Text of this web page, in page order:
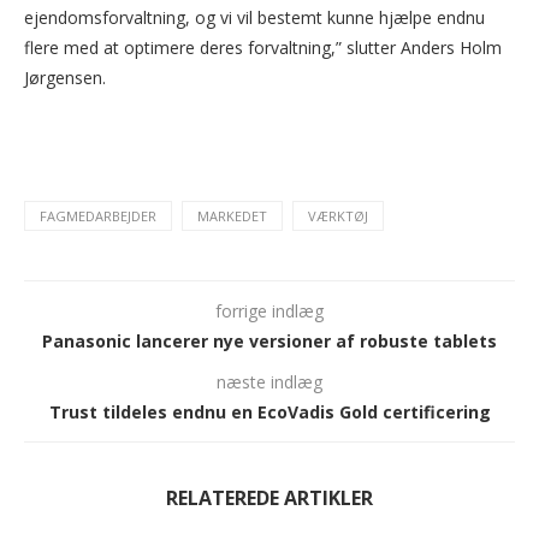
ejendomsforvaltning, og vi vil bestemt kunne hjælpe endnu
flere med at optimere deres forvaltning,” slutter Anders Holm
Jørgensen.
FAGMEDARBEJDER MARKEDET VÆRKTØJ
forrige indlæg
Panasonic lancerer nye versioner af robuste tablets
næste indlæg
Trust tildeles endnu en EcoVadis Gold certificering
RELATEREDE ARTIKLER